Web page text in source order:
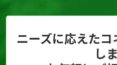
ニーズに応えた
し